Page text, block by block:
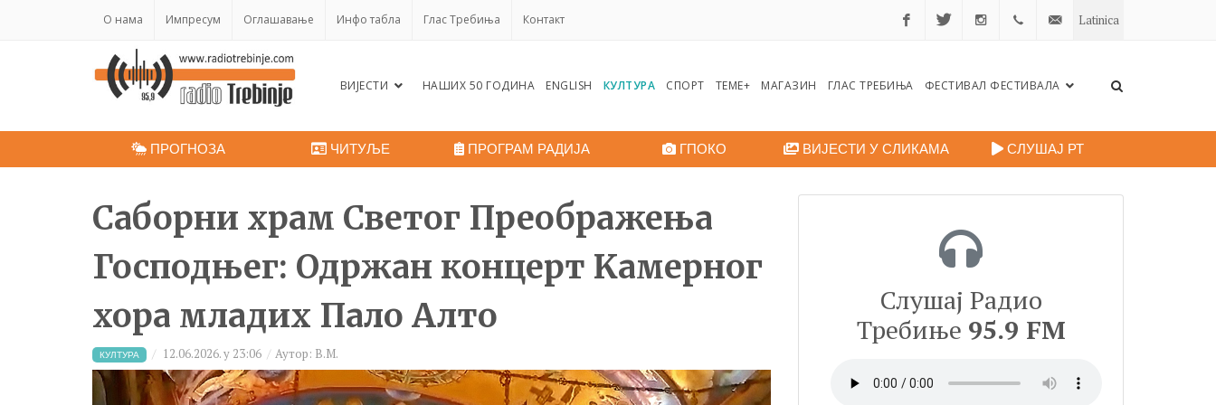
O нама Импресум Оглашавање Инфо табла Глас Требиња Контакт Latinica
ВИЈЕСТИ НАШИХ 50 ГОДИНА ENGLISH КУЛТУРА СПОРТ ТЕМЕ+ МАГАЗИН ГЛАС ТРЕБИЊА ФЕСТИВАЛ ФЕСТИВАЛА
ПРОГНОЗА ЧИТУЉЕ ПРОГРАМ РАДИЈА ГПОКО ВИЈЕСТИ У СЛИКАМА СЛУШАЈ РТ
Саборни храм Светог Преображења
Господњег: Одржан концерт Kамерног
хора младих Пало Алто
КУЛТУРА 12.06.2026. у 23:06 Аутор: В.М.
Слушај Радио
Требиње 95.9 FM